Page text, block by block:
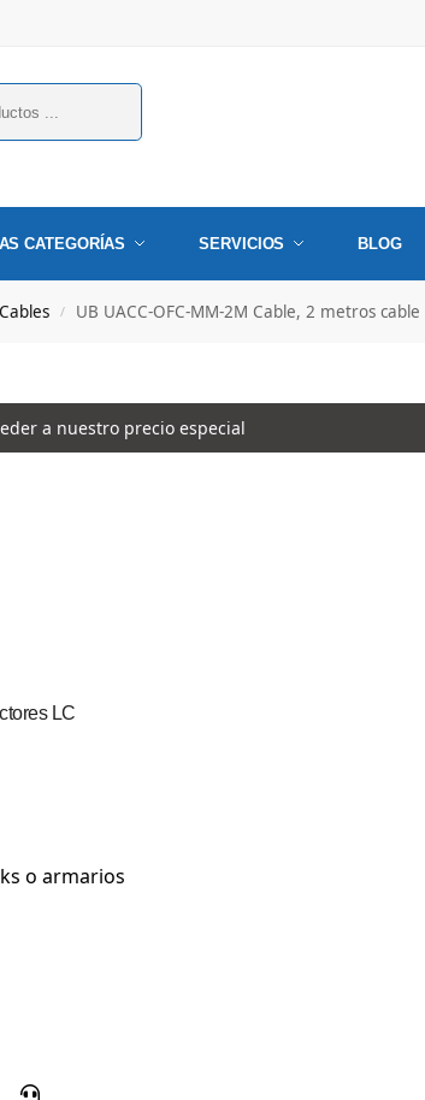
CATEGORÍAS SERVICIOS BLOG
Cables / UB UACC-OFC-MM-2M Cable, 2 metros
a nuestro precio especial
LC
o armarios